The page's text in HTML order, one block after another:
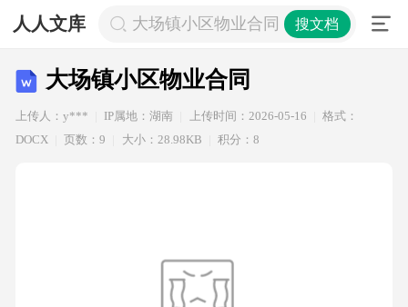
人人文库 大场镇小区物业合同 搜文档
大场镇小区物业合同
上传人：y*** IP属地：湖南 上传时间：2026-05-16
格式：
DOCX
页数：9 大小：28.98KB 积分：8